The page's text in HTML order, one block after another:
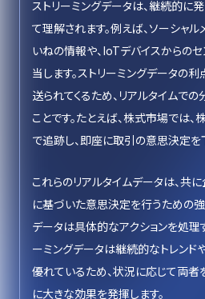
ストリーミングデータは、継続的に
て理解されます。例えば、ソーシャ
いねの情報や、IoTデバイスからの
当します。ストリーミングデータの
送られてくるため、リアルタイムで
ことです。たとえば、株式市場では
で追跡し、即座に取引の意思決定を
これらのリアルタイムデータは、共
に基づいた意思決定を行うための強
データは具体的なアクションを処理
ーミングデータは継続的なトレンド
優れているため、状況に応じて両者
に大きな効果を発揮します。